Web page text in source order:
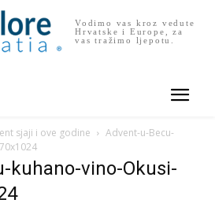
Vodimo vas kroz vedute
Hrvatske i Europe, za
vas tražimo ljepotu.
sjaji i ove godine
Advent-u-Becu-
kuhano-vino-Okusi-